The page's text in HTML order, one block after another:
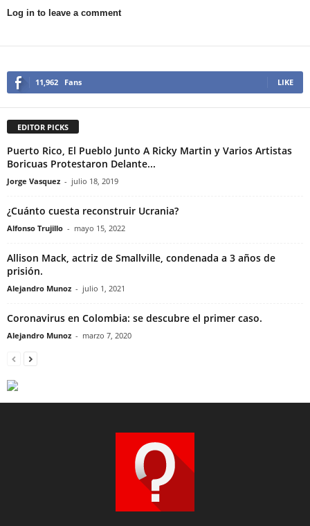
Log in to leave a comment
11,962 Fans LIKE
EDITOR PICKS
Puerto Rico, El Pueblo Junto A Ricky Martin y Varios Artistas
Boricuas Protestaron Delante...
Jorge Vasquez - julio 18, 2019
¿Cuánto cuesta reconstruir Ucrania?
Alfonso Trujillo - mayo 15, 2022
Allison Mack, actriz de Smallville, condenada a 3 años de
prisión.
Alejandro Munoz - julio 1, 2021
Coronavirus en Colombia: se descubre el primer caso.
Alejandro Munoz - marzo 7, 2020